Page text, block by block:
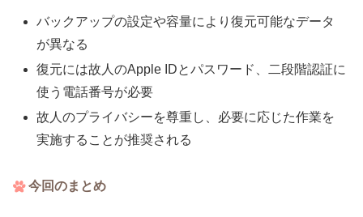
バックアップの設定や容量により復元可能なデータ
が異なる
復元には故人のApple IDとパスワード、二段階認証に
使う電話番号が必要
故人のプライバシーを尊重し、必要に応じた作業を
実施することが推奨される
今回のまとめ